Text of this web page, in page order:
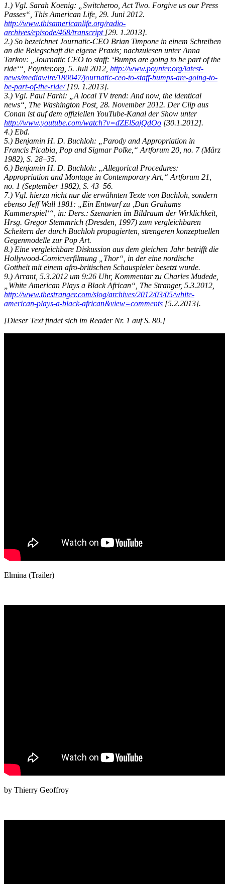
1.) Vgl. Sarah Koenig: „Switcheroo, Act Two. Forgive us our Press
Passes“, This American Life, 29. Juni 2012.
http://www.thisamericanlife.org/radio-
archives/episode/468/transcript [29. 1.2013].
2.) So bezeichnet Journatic-CEO Brian Timpone in einem Schreiben
an die Belegschaft die eigene Praxis; nachzulesen unter Anna
Tarkov: „Journatic CEO to staff: ‘Bumps are going to be part of the
ride‘“, Poynter.org, 5. Juli 2012, http://www.poynter.org/latest-
news/mediawire/180047/journatic-ceo-to-staff-bumps-are-going-to-
be-part-of-the-ride/[19. 1.2013].
3.) Vgl. Paul Farhi: „A local TV trend: And now, the identical
news“, The Washington Post, 28. November 2012. Der Clip aus
Conan ist auf dem offiziellen YouTube-Kanal der Show unter
http://www.youtube.com/watch?v=dZElSajQdOo [30.1.2012].
4.) Ebd.
5.) Benjamin H. D. Buchloh: „Parody and Appropriation in
Francis Picabia, Pop and Sigmar Polke,“ Artforum 20, no. 7 (März
1982), S. 28–35.
6.) Benjamin H. D. Buchloh: „Allegorical Procedures:
Appropriation and Montage in Contemporary Art,“ Artforum 21,
no. 1 (September 1982), S. 43–56.
7.) Vgl. hierzu nicht nur die erwähnten Texte von Buchloh, sondern
ebenso Jeff Wall 1981: „Ein Entwurf zu ‚Dan Grahams
Kammerspiel‘“, in: Ders.: Szenarien im Bildraum der Wirklichkeit,
Hrsg. Gregor Stemmrich (Dresden, 1997) zum vergleichbaren
Scheitern der durch Buchloh propagierten, strengeren konzeptuellen
Gegenmodelle zur Pop Art.
8.) Eine vergleichbare Diskussion aus dem gleichen Jahr betrifft die
Hollywood-Comicverfilmung „Thor“, in der eine nordische
Gottheit mit einem afro-britischen Schauspieler besetzt wurde.
9.) Arrant, 5.3.2012 um 9:26 Uhr, Kommentar zu Charles Mudede,
„White American Plays a Black African“, The Stranger, 5.3.2012,
http://www.thestranger.com/slog/archives/2012/03/05/white-
american-plays-a-black-african&view=comments [5.2.2013].
[Dieser Text findet sich im Reader Nr. 1 auf S. 80.]
Elmina (Trailer)
by Thierry Geoffroy